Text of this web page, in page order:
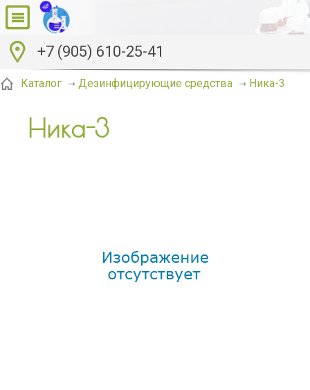
+7 (905) 610-25-41
Каталог Дезинфицирующие средства Ника-3
Ника-3